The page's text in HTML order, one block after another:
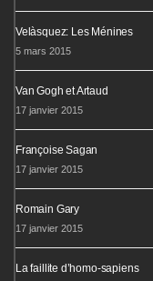
Velàsquez: Les Ménines
5 mars 2015
Van Gogh et Artaud
17 janvier 2015
Françoise Sagan
17 janvier 2015
Romain Gary
17 janvier 2015
La faillite d’homo-sapiens